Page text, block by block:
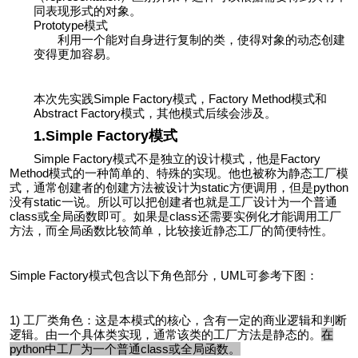
同表现形式的对象。
Prototype模式
利用一个能对自身进行复制的类，使得对象的动态创建
变得更加容易。
本次先实践Simple Factory模式，Factory Method模式和
Abstract Factory模式，其他模式后续会涉及。
1.Simple Factory模式
Simple Factory模式不是独立的设计模式，他是Factory
Method模式的一种简单的、特殊的实现。他也被称为静态工厂模
式，通常创建者的创建方法被设计为static方便调用，但是python
没有static一说。所以可以把创建者也就是工厂设计为一个普通
class或全局函数即可。如果是class还需要实例化才能调用工厂
方法，而全局函数比较简单，比较接近静态工厂的简便特性。
Simple Factory模式包含以下角色部分，UML可参考下图：
1) 工厂类角色：这是本模式的核心，含有一定的商业逻辑和判断
逻辑。由一个具体类实现，通常该类的工厂方法是静态的。 在
python中工厂为一个普通class或全局函数。